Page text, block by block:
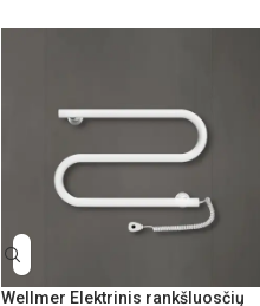
Wellmer Elektrinis rankšluosčių